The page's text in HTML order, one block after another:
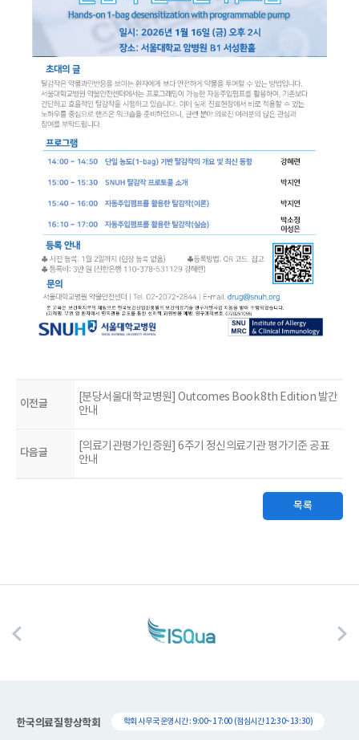
이전글
[분당서울대학교병원] Outcomes Book 8th Edition 발간
안내
다음글
[의료기관평가인증원] 6주기 정신의료기관 평가기준 공표
안내
목록
한국의료질향상학회 학회 사무국 운영시간 : 9:00~17:00 (점심시간 12:30~13:30)